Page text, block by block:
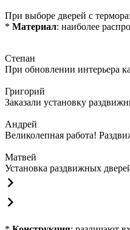
При выборе дверей с
* Материал: наиболее
Степан
При обновлении интерьера
Григорий
Заказали установку
Андрей
Великолепная работа!
Матвей
Установка раздвижных